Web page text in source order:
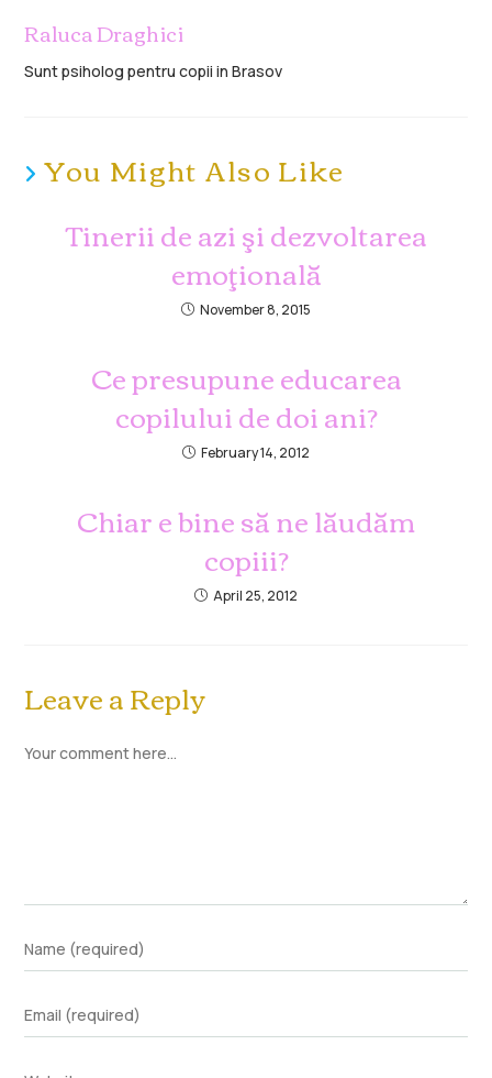
Raluca Draghici
Sunt psiholog pentru copii in Brasov
You Might Also Like
Tinerii de azi şi dezvoltarea
emoţională
November 8, 2015
Ce presupune educarea
copilului de doi ani?
February 14, 2012
Chiar e bine să ne lăudăm
copiii?
April 25, 2012
Leave a Reply